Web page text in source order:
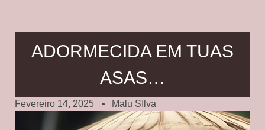
ADORMECIDA EM TUAS
ASAS…
Fevereiro 14, 2025 Malu SIlva